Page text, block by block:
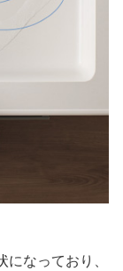
なっており、